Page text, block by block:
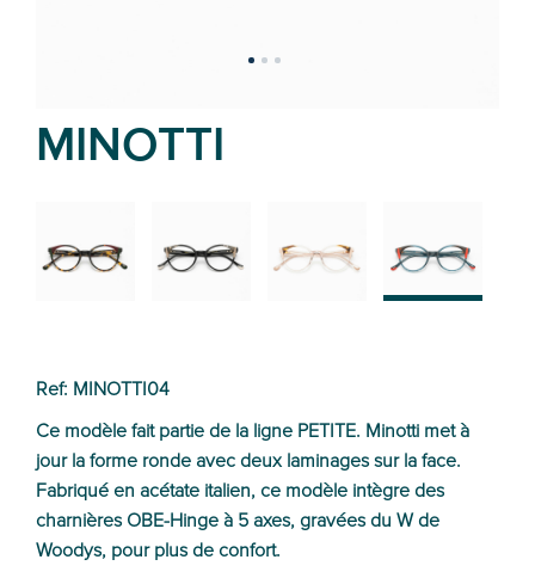
MINOTTI
Ref: MINOTTI04
Ce modèle fait partie de la ligne PETITE. Minotti met à
jour la forme ronde avec deux laminages sur la face.
Fabriqué en acétate italien, ce modèle intègre des
charnières OBE-Hinge à 5 axes, gravées du W de
Woodys, pour plus de confort.